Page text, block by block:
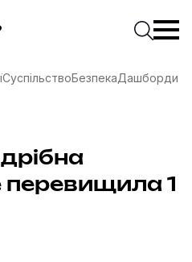
про суспільні даніПочати
СуспільствоБезпекаДашборди
перевищила 1